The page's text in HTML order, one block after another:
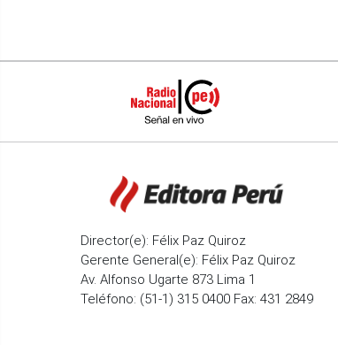
Director(e): Félix Paz Quiroz
Gerente General(e): Félix Paz Quiroz
Av. Alfonso Ugarte 873 Lima 1
Teléfono: (51-1) 315 0400 Fax: 431 2849